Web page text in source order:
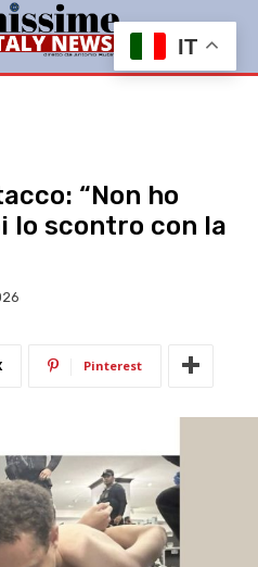
“Non ho
lo scontro con la
Pinterest
IT